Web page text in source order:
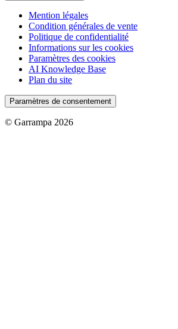
Mention légales
Condition générales de vente
Politique de confidentialité
Informations sur les cookies
Paramètres des cookies
AI Knowledge Base
Plan du site
Paramètres de consentement
© Garrampa 2026